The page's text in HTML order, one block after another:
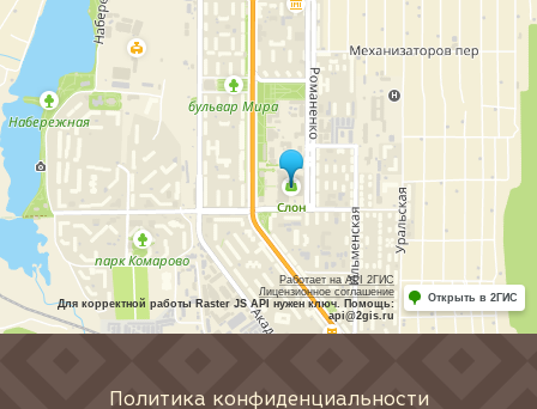
Работает на API 2ГИС
Лицензионное соглашение
Для корректной работы Raster JS API нужен ключ. Помощь:
api@2gis.ru
Открыть в 2ГИС
Политика конфиденциальности